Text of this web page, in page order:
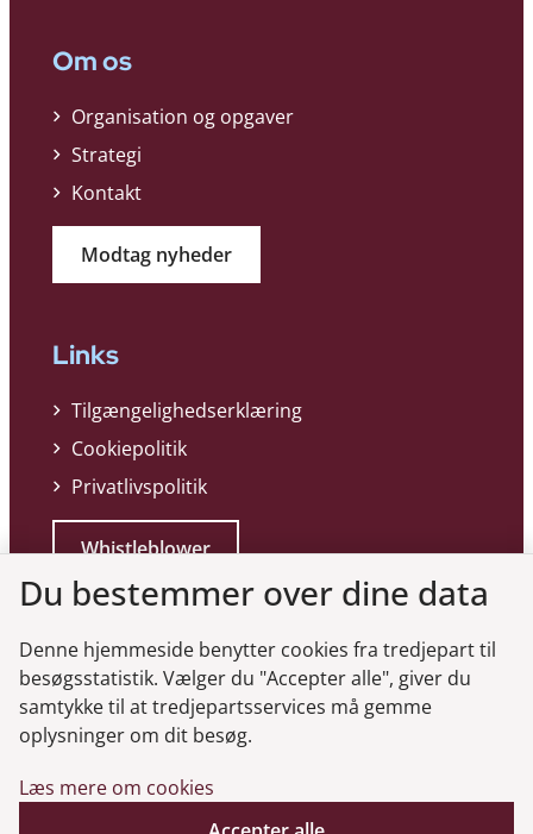
Om os
Organisation og opgaver
Strategi
Kontakt
Modtag nyheder
Links
Tilgængelighedserklæring
Cookiepolitik
Privatlivspolitik
Whistleblower
Genveje
Gå til virksomhedsregisteret
Du bestemmer over dine data
Denne hjemmeside benytter cookies fra tredjepart til
besøgsstatistik. Vælger du "Accepter alle", giver du
samtykke til at tredjepartsservices må gemme
oplysninger om dit besøg.
Læs mere om cookies